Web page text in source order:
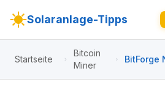
Solaranlage-Tipps
Startseite
Bitcoin
Miner
BitForge